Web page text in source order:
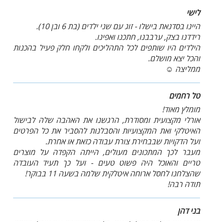
לישי
היינו בסדנאת בישלו - זוג עם שני ילדים (בת 6 ובן 10).
רידדנו בצק, ערבבנו, חתכנו ואפינו.
הילדים היו שותפים לכל התהליכים ולקחו חלק פעיל בהכנות
והכל יצא מושלם.
ממליצה ☺️
טל רחמים
מומלץ מאוד!
אורלי מקצועית ומסודרת, הרגשנו את האהבה שלה לבישול
האיטלקי ואת המקצועיות והסבלנות להסביר את כל הפרטים
ועל הדקויות שבבחירת צורת עבודה כזאת או אחרת.
מעבר לכך המתכונים מעולים, הייתה הקפדה על מוצרים
טריים והאוכל היה פשוט טעים - ועל כך תעיד העובדה
שהצלחנו לחסל ארוחה איטלקית שלמה בשעה 11 בבוקר!
תודה רבה!
בני דהן